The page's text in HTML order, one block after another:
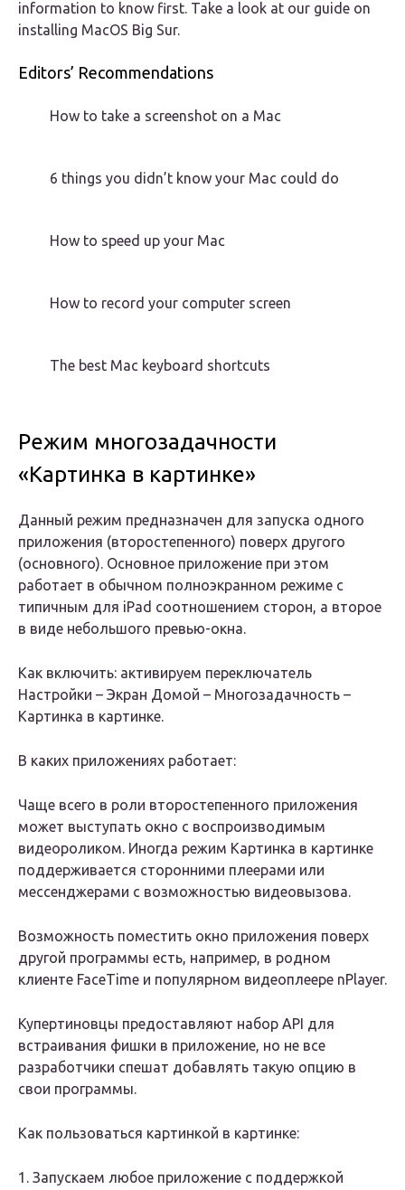
information to know first. Take a look at our guide on
installing MacOS Big Sur.
Editors’ Recommendations
How to take a screenshot on a Mac
6 things you didn’t know your Mac could do
How to speed up your Mac
How to record your computer screen
The best Mac keyboard shortcuts
Режим многозадачности
«Картинка в картинке»
Данный режим предназначен для запуска одного
приложения (второстепенного) поверх другого
(основного). Основное приложение при этом
работает в обычном полноэкранном режиме с
типичным для iPad соотношением сторон, а второе
в виде небольшого превью-окна.
Как включить: активируем переключатель
Настройки – Экран Домой – Многозадачность –
Картинка в картинке.
В каких приложениях работает:
Чаще всего в роли второстепенного приложения
может выступать окно с воспроизводимым
видеороликом. Иногда режим Картинка в картинке
поддерживается сторонними плеерами или
мессенджерами с возможностью видеовызова.
Возможность поместить окно приложения поверх
другой программы есть, например, в родном
клиенте FaceTime и популярном видеоплеере nPlayer.
Купертиновцы предоставляют набор API для
встраивания фишки в приложение, но не все
разработчики спешат добавлять такую опцию в
свои программы.
Как пользоваться картинкой в картинке:
1. Запускаем любое приложение с поддержкой